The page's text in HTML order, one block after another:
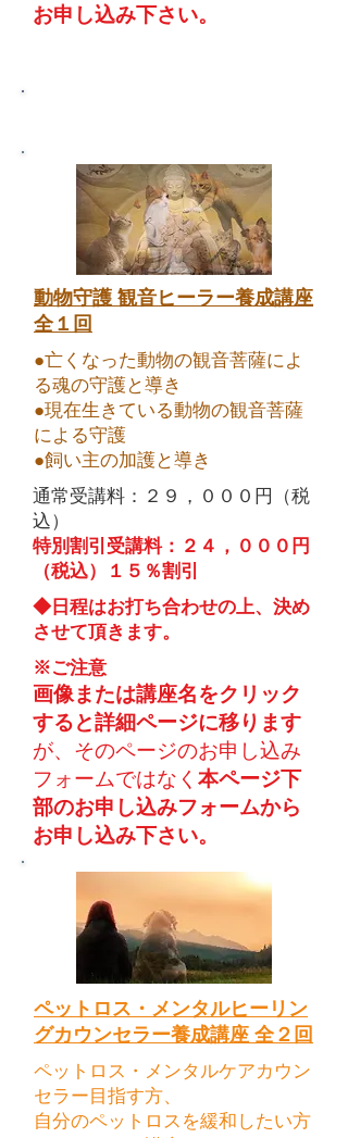
お申し込み下さい。
​動物守護 観音ヒーラー養成講座
全１回
●亡くなった動物の観音菩薩によ
る魂の守護と導き
●現在生きている動物の観音菩薩
による守護
●飼い主の加護と導き
​通常受講料：２９，０００円（税
込）
特別割引受講料：２４，０００円
（税込）１５％割引
​◆日程はお打ち合わせの上、決め
させて頂きます。
※ご注意
画像または講座名をクリック
すると詳細ページに移ります
が、​そのページのお申し込み
フォームではなく 本ページ下
部のお申し込みフォームから
お申し込み下さい。
​ペットロス・メンタルヒーリン
グカウンセラー養成講座 全２回
ペットロス・メンタルケアカウン
セラー目指す方、
自分のペットロスを緩和したい方